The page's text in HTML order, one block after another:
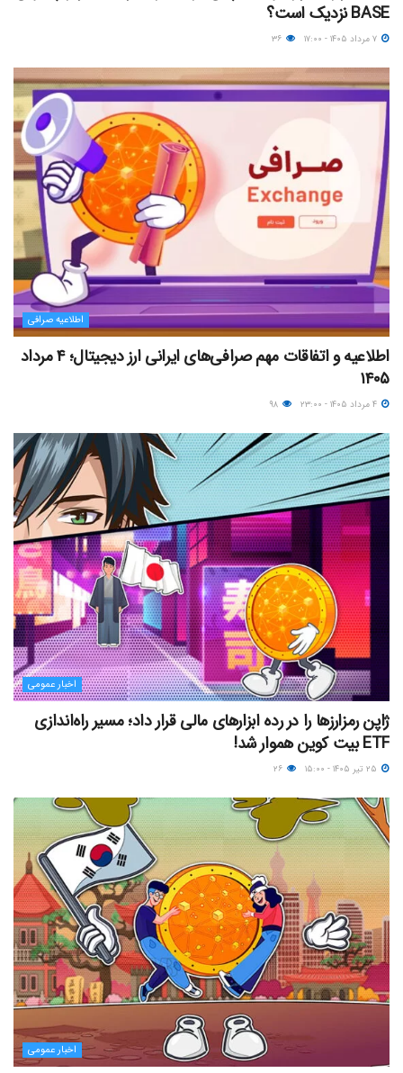
BASE نزدیک‌ است؟
اطلاعیه صرافی
اطلاعیه و اتفاقات مهم صرافی‌های ایرانی ارز دیجیتال؛ ۴ مرداد
۱۴۰۵
اخبار عمومی
ژاپن رمزارزها را در رده ابزارهای مالی قرار داد؛ مسیر راه‌اندازی
ETF بیت کوین هموار شد!
اخبار عمومی